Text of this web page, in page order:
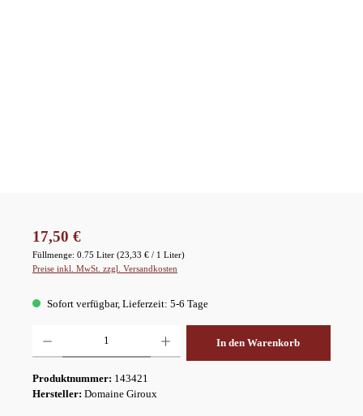
Regulärer Preis:
17,50 €
Füllmenge: 0.75 Liter (23,33 € / 1 Liter)
Preise inkl. MwSt. zzgl. Versandkosten
Sofort verfügbar, Lieferzeit: 5-6 Tage
In den Warenkorb
Produktnummer: 143421
Hersteller: Domaine Giroux